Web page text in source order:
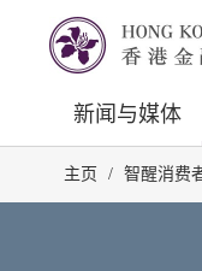
新闻与媒体
主页 / 智醒消费